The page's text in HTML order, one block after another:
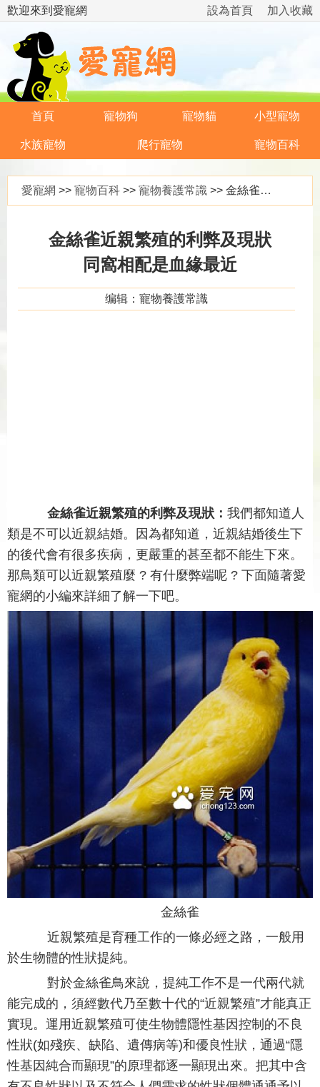
歡迎來到愛寵網 加入收藏
設為首頁
首頁 寵物狗 寵物貓 小型寵物
水族寵物 爬行寵物 寵物百科
愛寵網 >> 寵物百科 >> 寵物養護常識 >> 金絲雀近親繁殖的利弊及現狀 同窩相配是血緣最近
金絲雀近親繁殖的利弊及現狀
同窩相配是血緣最近
编辑：寵物養護常識
金絲雀近親繁殖的利弊及現狀： 我們都知道人
類是不可以近親結婚。因為都知道，近親結婚後生下
的後代會有很多疾病，更嚴重的甚至都不能生下來。
那鳥類可以近親繁殖麼 ? 有什麼弊端呢 ? 下面隨著愛
寵網的小編來詳細了解一下吧。
金絲雀
近親繁殖是育種工作的一條必經之路，一般用
於生物體的性狀提純。
對於金絲雀鳥來說，提純工作不是一代兩代就
能完成的，須經數代乃至數十代的“近親繁殖”才能真正
實現。運用近親繁殖可使生物體隱性基因控制的不良
性狀(如殘疾、缺陷、遺傳病等)和優良性狀，通過“隱
性基因純合而顯現”的原理都逐一顯現出來。把其中含